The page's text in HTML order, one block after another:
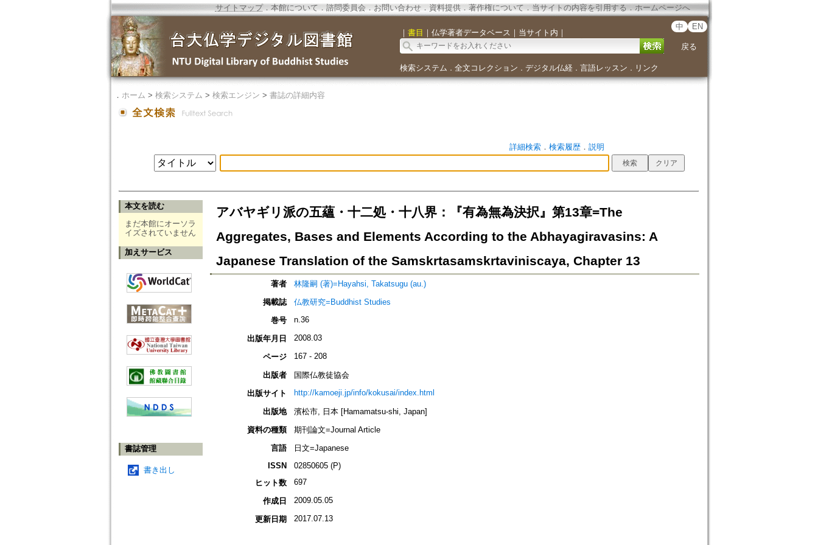
サイトマップ．本館について ． 諮問委員会． お問い合わせ． 資料提供． 著作権について．当サイトの内容を引用する ． ホームページへ
｜ 書目 ｜ 仏学著者データベース ｜ 当サイト内 ｜
中 EN
戻る
検索システム ． 全文コレクション ． デジタル仏経． 言語レッスン ． リンク
． ホーム > 検索システム > 検索エンジン > 書誌の詳細内容
詳細検索． 検索履歴． 説明
本文を読む
まだ本館にオーソラ
イズされていません
加えサービス
書誌管理
書き出し
アバヤギリ派の五蘊・十二処・十八界：『有為無為決択』第13章=The
Aggregates, Bases and Elements According to the Abhayagiravasins: A
Japanese Translation of the Samskrtasamskrtaviniscaya, Chapter 13
著者
林隆嗣 (著)=Hayahsi, Takatsugu (au.)
掲載誌
仏教研究=Buddhist Studies
巻号
n.36
出版年月日 2008.03
ページ 167 - 208
出版者
国際仏教徒協会
出版サイト
http://kamoeji.jp/info/kokusai/index.html
出版地
濱松市, 日本 [Hamamatsu-shi, Japan]
資料の種類
期刊論文=Journal Article
言語
日文=Japanese
ISSN
02850605 (P)
ヒット数
697
作成日 2009.05.05
更新日期 2017.07.13